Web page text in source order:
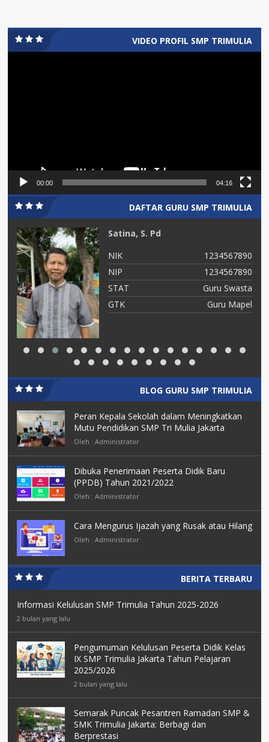
VIDEO PROFIL SMP TRIMULIA
00:00 04:16
DAFTAR GURU SMP TRIMULIA
Satina, S. Pd
NIK
1234567890
NIP
1234567890
STAT
Guru Swasta
GTK
Guru Mapel
BLOG GURU SMP TRIMULIA
Peran Kepala Sekolah dalam Meningkatkan
Mutu Pendidikan SMP Tri Mulia Jakarta
Oleh : Administrator
Dibuka Penerimaan Peserta Didik Baru
(PPDB) Tahun 2021/2022
Oleh : Administrator
Cara Mengurus Ijazah yang Rusak atau Hilang
Oleh : Administrator
BERITA TERBARU
Informasi Kelulusan SMP Trimulia Tahun 2025-2026
2 bulan yang lalu
Pengumuman Kelulusan Peserta Didik Kelas
IX SMP Trimulia Jakarta Tahun Pelajaran
2025/2026
2 bulan yang lalu
Semarak Puncak Pesantren Ramadan SMP &
SMK Trimulia Jakarta: Berbagi dan
Berprestasi